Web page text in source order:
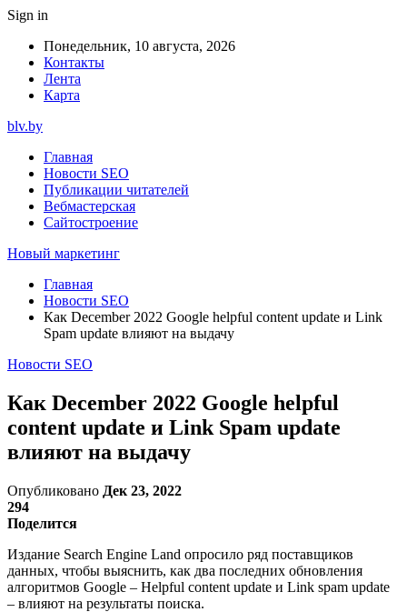
Sign in
Понедельник, 10 августа, 2026
Контакты
Лента
Карта
blv.by
Главная
Новости SEO
Публикации читателей
Вебмастерская
Сайтостроение
Новый маркетинг
Главная
Новости SEO
Как December 2022 Google helpful content update и Link
Spam update влияют на выдачу
Новости SEO
Как December 2022 Google helpful
content update и Link Spam update
влияют на выдачу
Опубликовано Дек 23, 2022
294
Поделится
Издание Search Engine Land опросило ряд поставщиков
данных, чтобы выяснить, как два последних обновления
алгоритмов Google – Helpful content update и Link spam update
– влияют на результаты поиска.